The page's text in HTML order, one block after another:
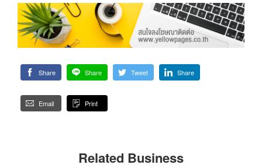
Share Share Tweet Share
Email Print
Related Business